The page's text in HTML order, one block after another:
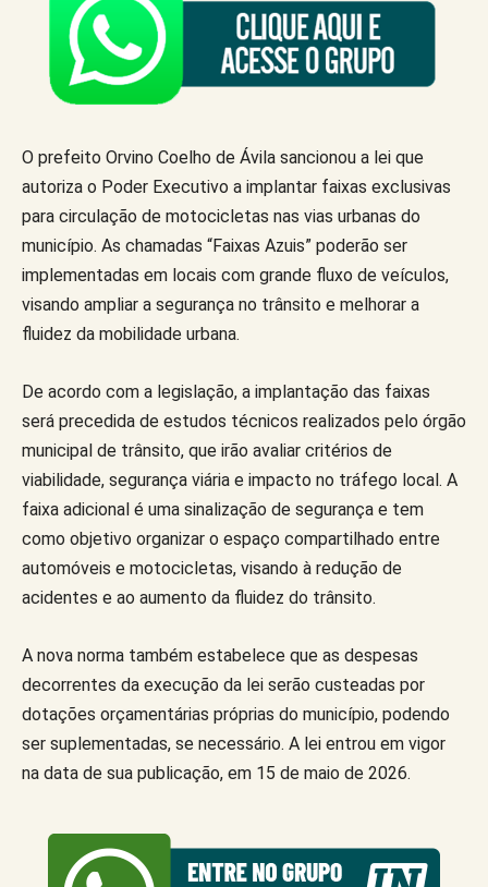
O prefeito Orvino Coelho de Ávila sancionou a lei que
autoriza o Poder Executivo a implantar faixas exclusivas
para circulação de motocicletas nas vias urbanas do
município. As chamadas “Faixas Azuis” poderão ser
implementadas em locais com grande fluxo de veículos,
visando ampliar a segurança no trânsito e melhorar a
fluidez da mobilidade urbana.
De acordo com a legislação, a implantação das faixas
será precedida de estudos técnicos realizados pelo órgão
municipal de trânsito, que irão avaliar critérios de
viabilidade, segurança viária e impacto no tráfego local. A
faixa adicional é uma sinalização de segurança e tem
como objetivo organizar o espaço compartilhado entre
automóveis e motocicletas, visando à redução de
acidentes e ao aumento da fluidez do trânsito.
A nova norma também estabelece que as despesas
decorrentes da execução da lei serão custeadas por
dotações orçamentárias próprias do município, podendo
ser suplementadas, se necessário. A lei entrou em vigor
na data de sua publicação, em 15 de maio de 2026.